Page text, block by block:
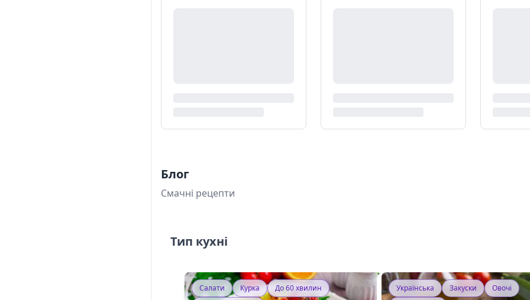
Блог
Смачні рецепти
Тип кухні
Салати Курка
До 60 хвилин
Українська Закуски
Овочі